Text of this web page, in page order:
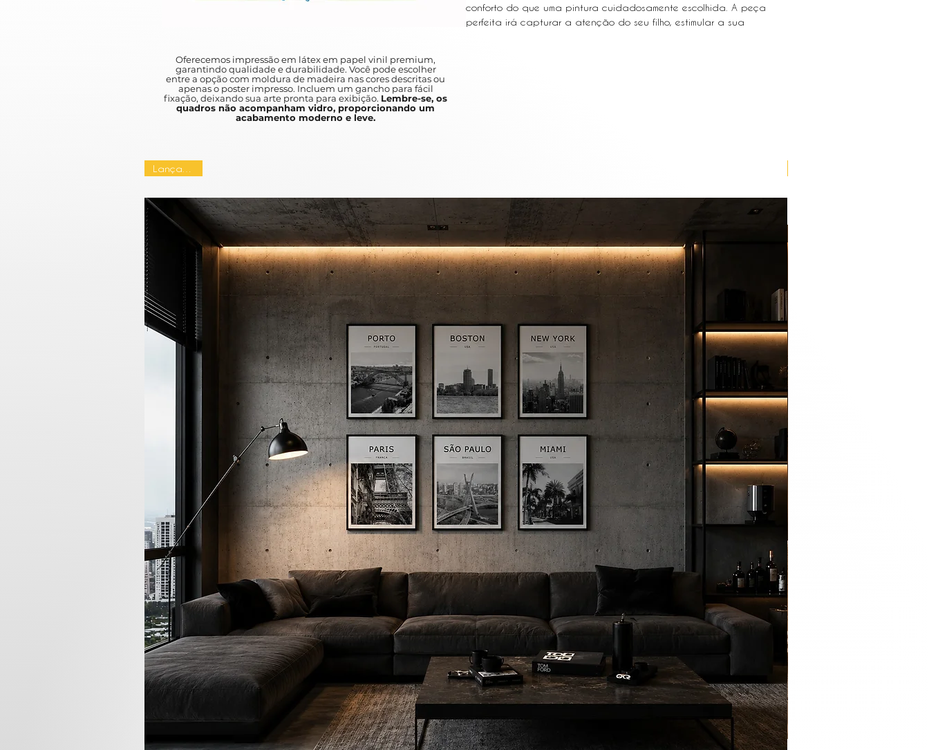
conforto do que uma pintura cuidadosamente escolhida. A peça
perfeita irá capturar a atenção do seu filho, estimular a sua
Oferecemos impressão em látex em papel vinil premium,
garantindo qualidade e durabilidade. Você pode escolher
entre a opção com moldura de madeira nas cores descritas ou
apenas o poster impresso. Incluem um gancho para fácil
fixação, deixando sua arte pronta para exibição. Lembre-se, os
quadros não acompanham vidro, proporcionando um
acabamento moderno e leve.